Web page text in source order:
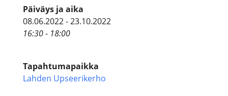
Päiväys ja aika
08.06.2022 - 23.10.2022
16:30 - 18:00
Tapahtumapaikka
Lahden Upseerikerho